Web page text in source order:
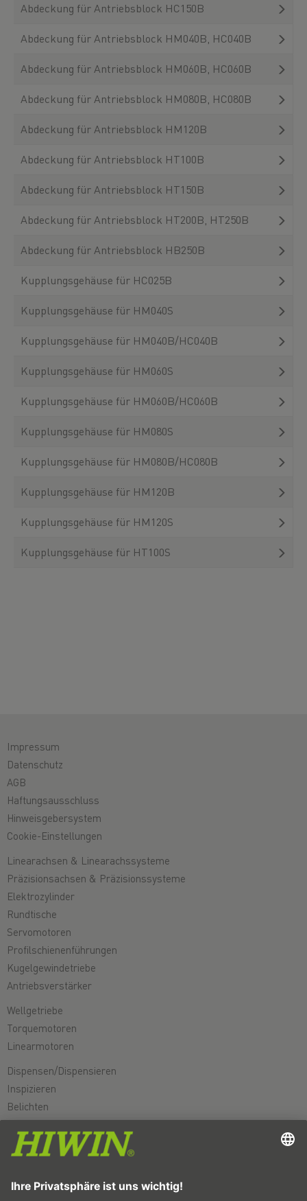
Abdeckung für Antriebsblock HC150B
Abdeckung für Antriebsblock HM040B, HC040B
Abdeckung für Antriebsblock HM060B, HC060B
Abdeckung für Antriebsblock HM080B, HC080B
Abdeckung für Antriebsblock HM120B
Abdeckung für Antriebsblock HT100B
Abdeckung für Antriebsblock HT150B
Abdeckung für Antriebsblock HT200B, HT250B
Abdeckung für Antriebsblock HB250B
Kupplungsgehäuse für HC025B
Kupplungsgehäuse für HM040S
Kupplungsgehäuse für HM040B/HC040B
Kupplungsgehäuse für HM060S
Kupplungsgehäuse für HM060B/HC060B
Kupplungsgehäuse für HM080S
Kupplungsgehäuse für HM080B/HC080B
Kupplungsgehäuse für HM120B
Kupplungsgehäuse für HM120S
Kupplungsgehäuse für HT100S
Impressum
Datenschutz
AGB
Haftungsausschluss
Hinweisgebersystem
Cookie-Einstellungen
Linearachsen & Linearachssysteme
Präzisionsachsen & Präzisionssysteme
Elektrozylinder
Rundtische
Servomotoren
Profilschienenführungen
Kugelgewindetriebe
Antriebsverstärker
Wellgetriebe
Torquemotoren
Linearmotoren
Dispensen/Dispensieren
Inspizieren
Belichten
Automatisieren
Pick&Place
Linear bewegen/Handling